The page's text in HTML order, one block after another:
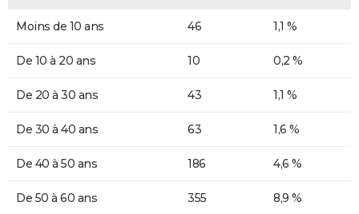
Moins de 10 ans 46 1,1 %
De 10 à 20 ans 10 0,2 %
De 20 à 30 ans 43 1,1 %
De 30 à 40 ans 63 1,6 %
De 40 à 50 ans 186 4,6 %
De 50 à 60 ans 355 8,9 %